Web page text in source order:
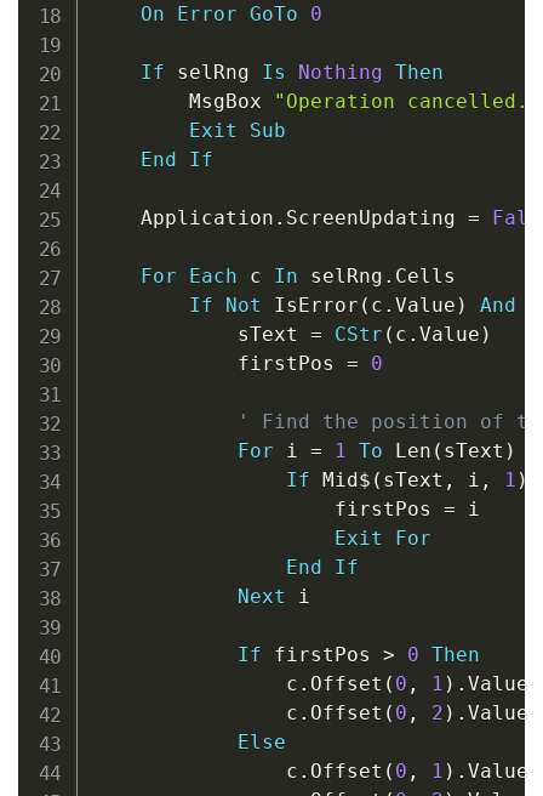
On
Error GoTo 0
If selRng Is Nothing Then
        MsgBox
"Operation cancelled."
Exit
Sub
End
If
    Application
. ScreenUpdating =
For Each c In selRng . Cells
If
Not IsError ( c . Value ) And
            sText
= CStr ( c . Value )
            firstPos
= 0
' Find the position of
For i = 1 To Len ( sText )
If Mid $ ( sText , i , 1 )
                    firstPos
= i
Exit
For
End
If
Next i
If firstPos > 0 Then
                c
. Offset ( 0 , 1 ) . Value
                c
. Offset ( 0 , 2 ) . Value
Else
                c
. Offset ( 0 , 1 ) . Value